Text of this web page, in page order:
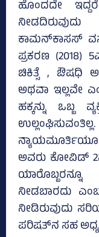
ಹೊಂದದೇ
ಕಾಮನ್‌ಕಾಸಸ್‌
ಪ್ರಕರಣ (2018)
ಚಿಕಿತ್ಸೆ , ಔಷಧಿ
ಅಥವಾ ಇಲ್ಲವೇ
ಹಕ್ಕನ್ನು ಒಬ್ಬ
ನ್ಯಾಯಮೂರ್ತಿಯೂ
ಅವರು ಕೋವಿಡ್‌
ನೀಡಬಾರದು
ನೀಡಿರುವುದು
ಪರಿಷತ್‌ನ ಸಹ